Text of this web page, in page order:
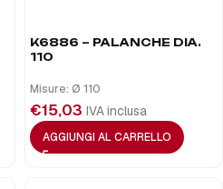
K6886 – PALANCHE DIA.
110
Misure: Ø 110
€15,03 IVA inclusa
AGGIUNGI AL CARRELLO